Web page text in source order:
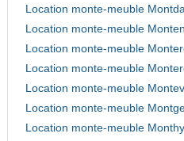
Location monte-meuble
Location monte-meuble
Location monte-meuble
Location monte-meuble
Location monte-meuble
Location monte-meuble
Location monte-meuble